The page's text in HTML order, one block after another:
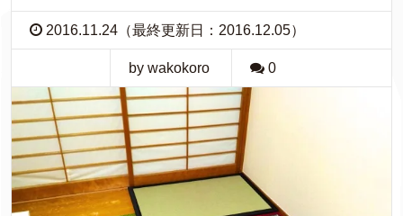
2016.11.24（最終更新日：2016.12.05）
by wakokoro 0